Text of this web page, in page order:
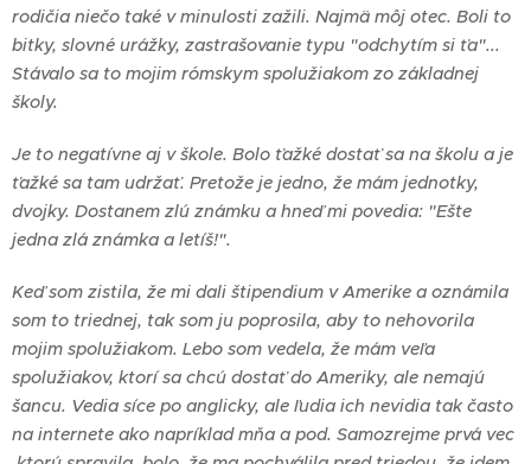
rodičia niečo také v minulosti zažili. Najmä môj otec. Boli to
bitky, slovné urážky, zastrašovanie typu "odchytím si ťa"...
Stávalo sa to mojim rómskym spolužiakom zo základnej
školy.
Je to negatívne aj v škole. Bolo ťažké dostať sa na školu a je
ťažké sa tam udržať. Pretože je jedno, že mám jednotky,
dvojky. Dostanem zlú známku a hneď mi povedia: "Ešte
jedna zlá známka a letíš!".
Keď som zistila, že mi dali štipendium v Amerike a oznámila
som to triednej, tak som ju poprosila, aby to nehovorila
mojim spolužiakom. Lebo som vedela, že mám veľa
spolužiakov, ktorí sa chcú dostať do Ameriky, ale nemajú
šancu. Vedia síce po anglicky, ale ľudia ich nevidia tak často
na internete ako napríklad mňa a pod. Samozrejme prvá vec